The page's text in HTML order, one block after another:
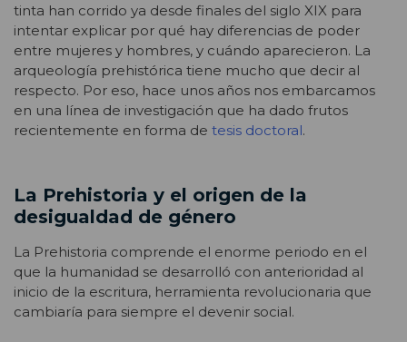
tinta han corrido ya desde finales del siglo XIX para
intentar explicar por qué hay diferencias de poder
entre mujeres y hombres, y cuándo aparecieron. La
arqueología prehistórica tiene mucho que decir al
respecto. Por eso, hace unos años nos embarcamos
en una línea de investigación que ha dado frutos
recientemente en forma de tesis doctoral.
La Prehistoria y el origen de la
desigualdad de género
La Prehistoria comprende el enorme periodo en el
que la humanidad se desarrolló con anterioridad al
inicio de la escritura, herramienta revolucionaria que
cambiaría para siempre el devenir social.